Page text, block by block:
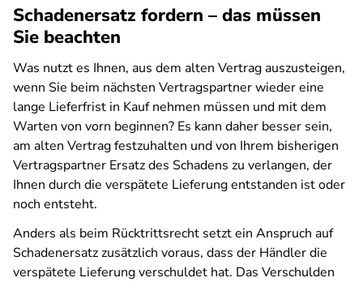
Schadenersatz fordern – das müssen
Sie beachten
Was nutzt es Ihnen, aus dem alten Vertrag auszusteigen,
wenn Sie beim nächsten Vertragspartner wieder eine
lange Lieferfrist in Kauf nehmen müssen und mit dem
Warten von vorn beginnen? Es kann daher besser sein,
am alten Vertrag festzuhalten und von Ihrem bisherigen
Vertragspartner Ersatz des Schadens zu verlangen, der
Ihnen durch die verspätete Lieferung entstanden ist oder
noch entsteht.
Anders als beim Rücktrittsrecht setzt ein Anspruch auf
Schadenersatz zusätzlich voraus, dass der Händler die
verspätete Lieferung verschuldet hat. Das Verschulden